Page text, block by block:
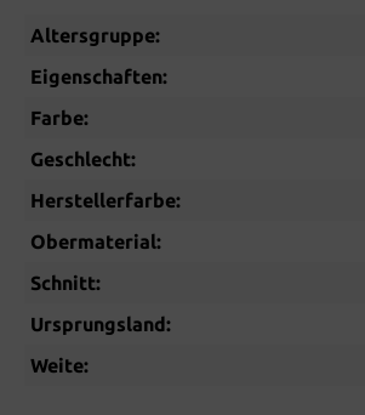
Altersgruppe:
Eigenschaften:
Farbe:
Geschlecht:
Herstellerfarbe:
Obermaterial:
Schnitt:
Ursprungsland:
Weite: